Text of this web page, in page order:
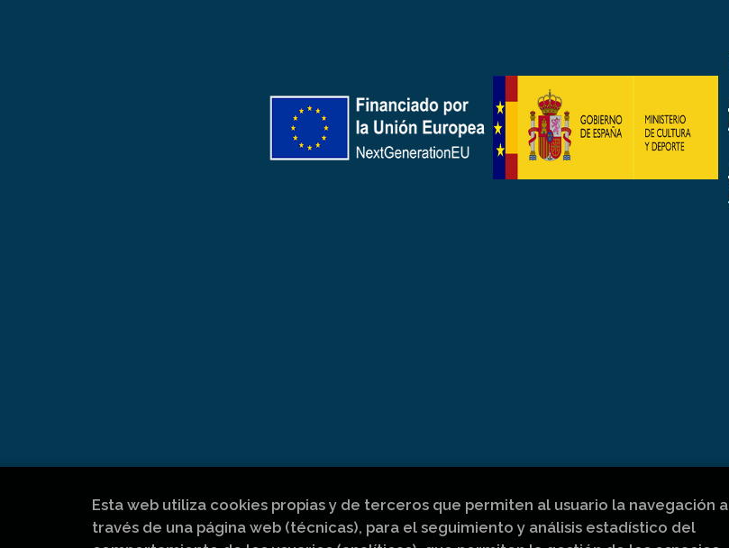
Esta web utiliza cookies propias y de terceros que permiten al usuario la navegación a
través de una página web (técnicas), para el seguimiento y análisis estadístico del